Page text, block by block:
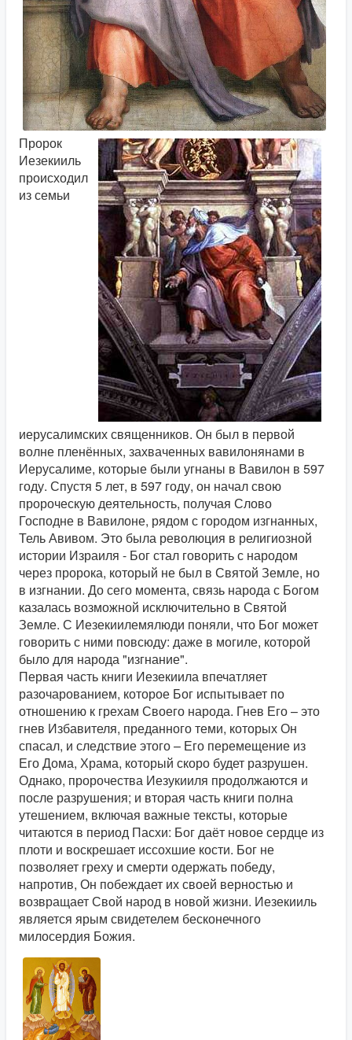
Пророк
Иезекииль
происходил
из семьи
иерусалимских священников. Он был в первой
волне пленённых, захваченных вавилонянами в
Иерусалиме, которые были угнаны в Вавилон в 597
году. Спустя 5 лет, в 597 году, он начал свою
пророческую деятельность, получая Слово
Господне в Вавилоне, рядом с городом изгнанных,
Тель Авивом. Это была революция в религиозной
истории Израиля - Бог стал говорить с народом
через пророка, который не был в Святой Земле, но
в изгнании. До сего момента, связь народа с Богом
казалась возможной исключительно в Святой
Земле. С Иезекиилемялюди поняли, что Бог может
говорить с ними повсюду: даже в могиле, которой
было для народа "изгнание".
Первая часть книги Иезекиила впечатляет
разочарованием, которое Бог испытывает по
отношению к грехам Своего народа. Гнев Его – это
гнев Избавителя, преданного теми, которых Он
спасал, и следствие этого – Его перемещение из
Его Дома, Храма, который скоро будет разрушен.
Однако, пророчества Иезукииля продолжаются и
после разрушения; и вторая часть книги полна
утешением, включая важные тексты, которые
читаются в период Пасхи: Бог даёт новое сердце из
плоти и воскрешает иссохшие кости. Бог не
позволяет греху и смерти одержать победу,
напротив, Он побеждает их своей верностью и
возвращает Свой народ в новой жизни. Иезекииль
является ярым свидетелем бесконечного
милосердия Божия.